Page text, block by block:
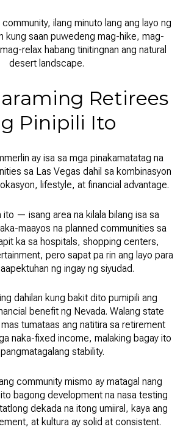
ilang minuto lang ang layo ng
kung saan puwedeng mag-hike, mag-
relax habang tinitingnan ang natural
desert landscape.
Retirees
Pinipili Ito
ay isa sa mga pinakamatatag na
sa Las Vegas dahil sa kombinasyon
lifestyle, at financial advantage.
ito — isang area na kilala bilang isa sa
maayos na planned communities sa
ka sa hospitals, shopping centers,
pero sapat pa rin ang layo para
ng ingay ng siyudad.
dahilan kung bakit dito pumipili ang
benefit ng Nevada. Walang state
tumataas ang natitira sa retirement
naka-fixed income, malaking bagay ito
stability.
community mismo ay matagal nang
bagong development na nasa testing
dekada na itong umiiral, kaya ang
at kultura ay solid at consistent.